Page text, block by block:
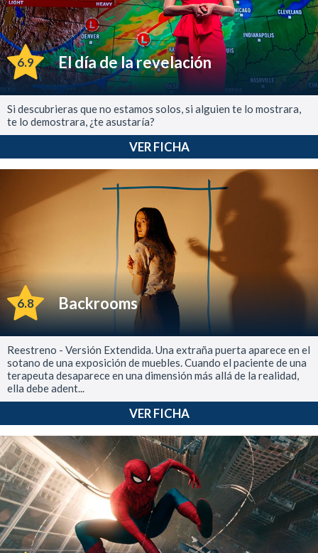
6.9 El día de la revelación
Si descubrieras que no estamos solos, si alguien te lo mostrara,
te lo demostrara, ¿te asustaría?
VER FICHA
6.8 Backrooms
Reestreno - Versión Extendida. Una extraña puerta aparece en el
sotano de una exposición de muebles. Cuando el paciente de una
terapeuta desaparece en una dimensión más allá de la realidad,
ella debe adent...
VER FICHA